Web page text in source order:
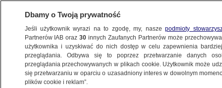
"GDZIE JA CHOINKĘ POSTAWIĘ?". MIKROHISTORIE
Dbamy o Twoją prywatność
Jeśli użytkownik wyrazi na to zgodę, my, naszepodmioty
Partnerów IAB oraz30 innych Zaufanych Partnerów może
użytkownika i uzyskiwać do nich dostęp w celu zapewnienia
przeglądania. Odbywa się to poprzez przetwarzanie danych
przeglądania przechowywanych w plikach cookie. Użytkownik może
się przetwarzaniu w oparciu o uzasadniony interes w dowolnym
plików cookie i reklam”.